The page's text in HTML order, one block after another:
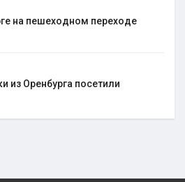
на пешеходном переходе
из Оренбурга посетили